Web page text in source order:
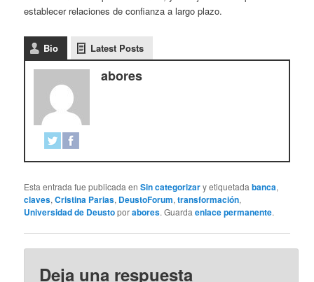
establecer relaciones de confianza a largo plazo.
Bio Latest Posts
abores
Esta entrada fue publicada enSin categorizary etiquetadabanca,
claves,Cristina Parias, DeustoForum,transformación,
Universidad de Deustoporabores. Guardaenlace permanente.
Deja una respuesta